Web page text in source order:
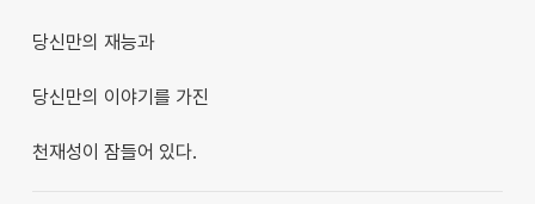
당신만의 재능과
당신만의 이야기를 가진
천재성이 잠들어 있다.